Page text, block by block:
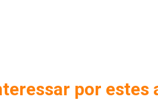
por estes